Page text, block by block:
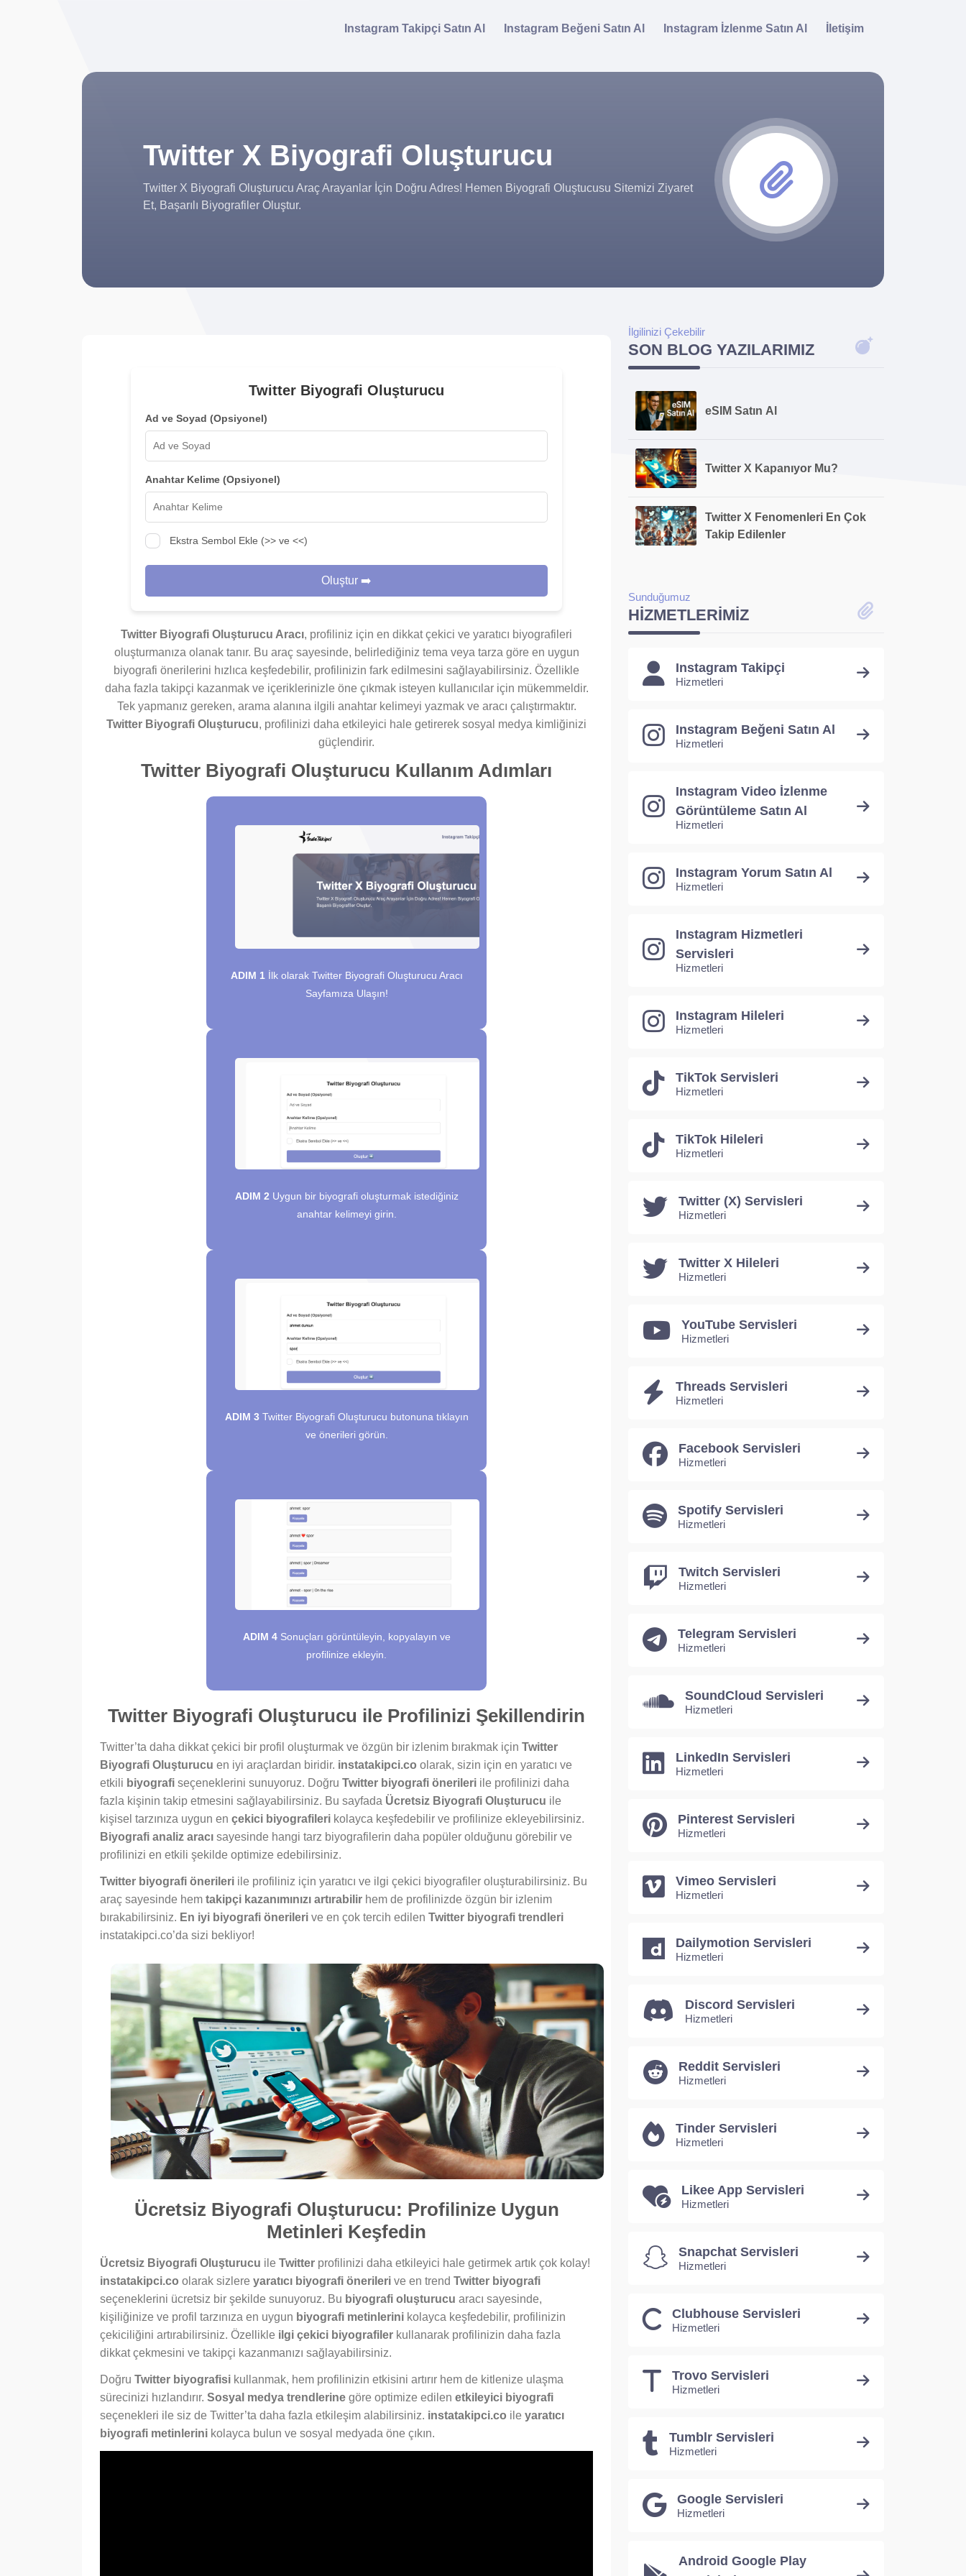
Instagram Takipçi Satın Al Instagram Beğeni Satın Al Instagram İzlenme Satın Al İletişim
Twitter X Biyografi Oluşturucu
Twitter X Biyografi Oluşturucu Araç Arayanlar İçin Doğru Adres! Hemen Biyografi Oluştucusu Sitemizi Ziyaret
Et, Başarılı Biyografiler Oluştur.
Twitter Biyografi Oluşturucu
Ad ve Soyad (Opsiyonel)
Anahtar Kelime (Opsiyonel)
Ekstra Sembol Ekle (>> ve <<)
Oluştur ➡️
Twitter Biyografi Oluşturucu Aracı, profiliniz için en dikkat çekici ve yaratıcı biyografileri
oluşturmanıza olanak tanır. Bu araç sayesinde, belirlediğiniz tema veya tarza göre en uygun
biyografi önerilerini hızlıca keşfedebilir, profilinizin fark edilmesini sağlayabilirsiniz. Özellikle
daha fazla takipçi kazanmak ve içeriklerinizle öne çıkmak isteyen kullanıcılar için mükemmeldir.
Tek yapmanız gereken, arama alanına ilgili anahtar kelimeyi yazmak ve aracı çalıştırmaktır.
Twitter Biyografi Oluşturucu, profilinizi daha etkileyici hale getirerek sosyal medya kimliğinizi
güçlendirir.
Twitter Biyografi Oluşturucu Kullanım Adımları
ADIM 1 İlk olarak Twitter Biyografi Oluşturucu Aracı
Sayfamıza Ulaşın!
ADIM 2 Uygun bir biyografi oluşturmak istediğiniz
anahtar kelimeyi girin.
ADIM 3Twitter Biyografi Oluşturucu butonuna tıklayın
ve önerileri görün.
ADIM 4Sonuçları görüntüleyin, kopyalayın ve
profilinize ekleyin.
Twitter Biyografi Oluşturucu ile Profilinizi Şekillendirin
Twitter’ta daha dikkat çekici bir profil oluşturmak ve özgün bir izlenim bırakmak için Twitter
Biyografi Oluşturucu en iyi araçlardan biridir. instatakipci.co olarak, sizin için en yaratıcı ve
etkili biyografi seçeneklerini sunuyoruz. Doğru Twitter biyografi önerileri ile profilinizi daha
fazla kişinin takip etmesini sağlayabilirsiniz. Bu sayfada Ücretsiz Biyografi Oluşturucu ile
kişisel tarzınıza uygun en çekici biyografileri kolayca keşfedebilir ve profilinize ekleyebilirsiniz.
Biyografi analiz aracı sayesinde hangi tarz biyografilerin daha popüler olduğunu görebilir ve
profilinizi en etkili şekilde optimize edebilirsiniz.
Twitter biyografi önerileri ile profiliniz için yaratıcı ve ilgi çekici biyografiler oluşturabilirsiniz. Bu
araç sayesinde hem takipçi kazanımınızı artırabilir hem de profilinizde özgün bir izlenim
bırakabilirsiniz. En iyi biyografi önerileri ve en çok tercih edilen Twitter biyografi trendleri
instatakipci.co’da sizi bekliyor!
Ücretsiz Biyografi Oluşturucu: Profilinize Uygun
Metinleri Keşfedin
Ücretsiz Biyografi Oluşturucu ile Twitter profilinizi daha etkileyici hale getirmek artık çok kolay!
instatakipci.co olarak sizlere yaratıcı biyografi önerileri ve en trend Twitter biyografi
seçeneklerini ücretsiz bir şekilde sunuyoruz. Bu biyografi oluşturucu aracı sayesinde,
kişiliğinize ve profil tarzınıza en uygun biyografi metinlerini kolayca keşfedebilir, profilinizin
çekiciliğini artırabilirsiniz. Özellikle ilgi çekici biyografiler kullanarak profilinizin daha fazla
dikkat çekmesini ve takipçi kazanmanızı sağlayabilirsiniz.
Doğru Twitter biyografisi kullanmak, hem profilinizin etkisini artırır hem de kitlenize ulaşma
sürecinizi hızlandırır. Sosyal medya trendlerine göre optimize edilen etkileyici biyografi
seçenekleri ile siz de Twitter’ta daha fazla etkileşim alabilirsiniz. instatakipci.co ile yaratıcı
biyografi metinlerini kolayca bulun ve sosyal medyada öne çıkın.
İlgilinizi Çekebilir
SON BLOG YAZILARIMIZ
eSIM Satın Al
Twitter X Kapanıyor Mu?
Twitter X Fenomenleri En Çok
Takip Edilenler
Sunduğumuz
HIZMETLERIMIZ
Instagram Takipçi
Hizmetleri
Instagram Beğeni Satın Al
Hizmetleri
Instagram Video İzlenme
Görüntüleme Satın Al
Hizmetleri
Instagram Yorum Satın Al
Hizmetleri
Instagram Hizmetleri
Servisleri
Hizmetleri
Instagram Hileleri
Hizmetleri
TikTok Servisleri
Hizmetleri
TikTok Hileleri
Hizmetleri
Twitter (X) Servisleri
Hizmetleri
Twitter X Hileleri
Hizmetleri
YouTube Servisleri
Hizmetleri
Threads Servisleri
Hizmetleri
Facebook Servisleri
Hizmetleri
Spotify Servisleri
Hizmetleri
Twitch Servisleri
Hizmetleri
Telegram Servisleri
Hizmetleri
SoundCloud Servisleri
Hizmetleri
LinkedIn Servisleri
Hizmetleri
Pinterest Servisleri
Hizmetleri
Vimeo Servisleri
Hizmetleri
Dailymotion Servisleri
Hizmetleri
Discord Servisleri
Hizmetleri
Reddit Servisleri
Hizmetleri
Tinder Servisleri
Hizmetleri
Likee App Servisleri
Hizmetleri
Snapchat Servisleri
Hizmetleri
Clubhouse Servisleri
Hizmetleri
Trovo Servisleri
Hizmetleri
Tumblr Servisleri
Hizmetleri
Google Servisleri
Hizmetleri
Android Google Play